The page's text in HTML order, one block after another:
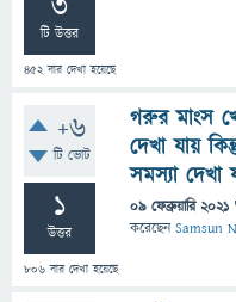
টি উত্তর
452বার দেখা হয়েছে
+6
টি ভোট
1
উত্তর
806 বার দেখা হয়েছে
গরুর মাংস
দেখা যায়
সমস্যা দেখা
09 ফেব্রুয়ারি 2021
করেছেনSamsun